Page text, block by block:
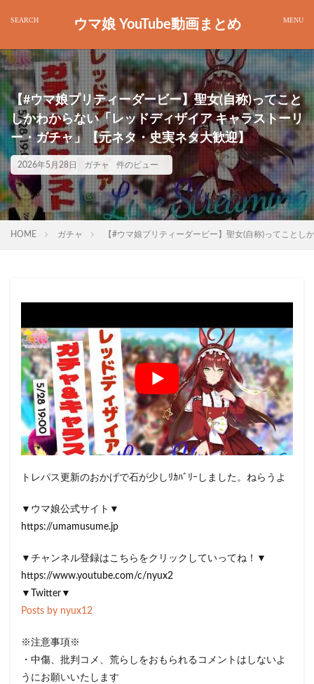
ウマ娘 YouTube動画まとめ
【#ウマ娘プリティーダービー】聖女(自称)ってこと
しかわからない「レッドディザイア キャラストーリ
ー・ガチャ」【元ネタ・史実ネタ大歓迎】
2026年5月28日 ガチャ 件のビュー
HOME ガチャ 【#ウマ娘プリティーダービー】聖女(自称)ってこと
トレパス更新のおかげで石が少しﾘｶﾊﾞﾘｰしました。ねらうよ
▼ウマ娘公式サイト▼
https://umamusume.jp
▼チャンネル登録はこちらをクリックしていってね！▼
https://www.youtube.com/c/nyux2
▼Twitter▼
Posts by nyux12
※注意事項※
・中傷、批判コメ、荒らしをおもられるコメントはしないよ
うにお願いいたします